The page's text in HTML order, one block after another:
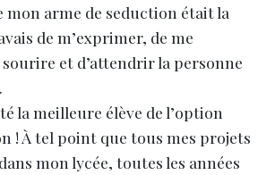
mon arme de seduction était la
de m’exprimer, de me
et d’attendrir la personne
la meilleure élève de l’option
! À tel point que tous mes projets
mon lycée, toutes les années